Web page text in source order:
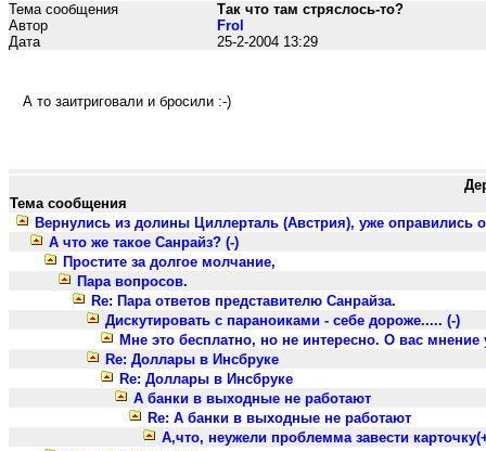
Тема сообщения
Так что там стряслось-то?
Автор
Frol
Дата
25-2-2004 13:29
А то заитриговали и бросили :-)
Тема сообщения
Вернулись из долины Циллерталь (Австрия), уже оправились
А что же такое Санрайз? (-)
Простите за долгое молчание,
Пара вопросов.
Re: Пара ответов представителю Санрайза.
Дискутировать с параноиками - себе дороже..... (-)
Мне это бесплатно, но не интересно. О вас
Re: Доллары в Инсбруке
Re: Доллары в Инсбруке
А банки в выходные не работают
Re: А банки в выходные не работают
А,что, неужели проблемма завести